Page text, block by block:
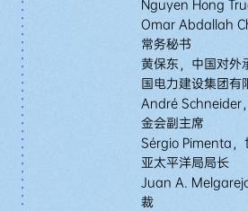
Nguyen Hong
Omar Abdallah
常务秘书
黄保东，中国对外
国电力建设集团有
André Schneider
金会副主席
Sérgio Pimenta，
亚太平洋局局长
Juan A.
裁